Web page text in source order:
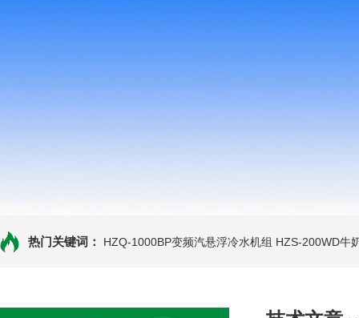
热门关键词： HZQ-1000BP变频汽悬浮冷水机组 HZS-200WD牛